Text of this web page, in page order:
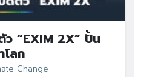
ว “EXIM 2X” ปั้น
โลก
Change